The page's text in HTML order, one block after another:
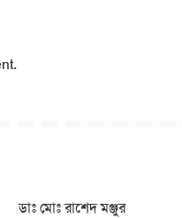
ডাঃ মোঃ রাশেদ মঞ্জুর